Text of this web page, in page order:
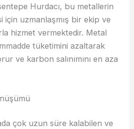
Hurdacı, bu metallerin
için uzmanlaşmış bir ekip ve
hizmet vermektedir. Metal
tüketimini azaltarak
ve karbon salınımını en aza
çok uzun süre kalabilen ve